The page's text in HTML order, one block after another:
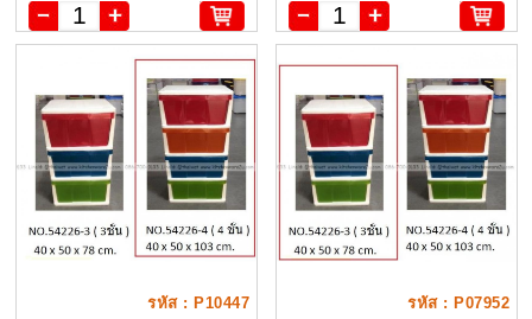
รหัส : P10447 รหัส : P07952